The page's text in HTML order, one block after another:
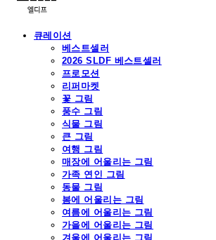
큐레이션
베스트셀러
2026 SLDF 베스트셀러
프로모션
리퍼마켓
꽃 그림
풍수 그림
식물 그림
큰 그림
여행 그림
매장에 어울리는 그림
가족 연인 그림
동물 그림
봄에 어울리는 그림
여름에 어울리는 그림
가을에 어울리는 그림
겨울에 어울리는 그림